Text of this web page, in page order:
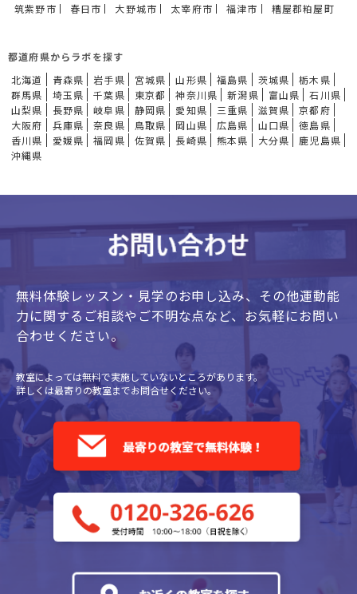
筑紫野市
春日市 大野城市 太宰府市 福津市 糟屋郡粕屋町
都道府県からラボを探す
北海道
青森県 岩手県 宮城県 山形県 福島県 茨城県
栃木県
群馬県
埼玉県 千葉県 東京都 神奈川県 新潟県 富山県
石川県
山梨県
長野県 岐阜県 静岡県 愛知県 三重県 滋賀県
京都府
大阪府
兵庫県 奈良県 鳥取県 岡山県 広島県 山口県
徳島県
香川県
愛媛県 福岡県 佐賀県 長崎県 熊本県 大分県
鹿児島県
沖縄県
無料体験レッスン・見学のお申し込み、 その他運動能
力に関するご相談やご不明な点など、 お気軽にお問い
合わせください。
教室によっては無料で実施していないところがあります。
詳しくは最寄りの教室までお問合せください。